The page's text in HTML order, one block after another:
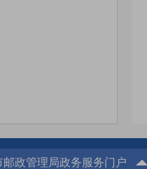
邮政管理局政务服务门户